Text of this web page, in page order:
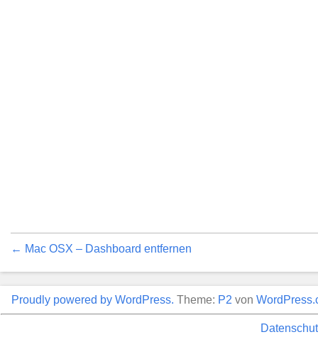
← Mac OSX – Dashboard entfernen
Proudly powered by WordPress. Theme: P2 von